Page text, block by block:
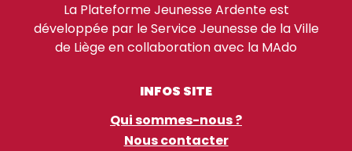
La Plateforme Jeunesse Ardente est
développée par le Service Jeunesse de la Ville
de Liège en collaboration avec la MAdo
INFOS SITE
Qui sommes-nous ?
Nous contacter